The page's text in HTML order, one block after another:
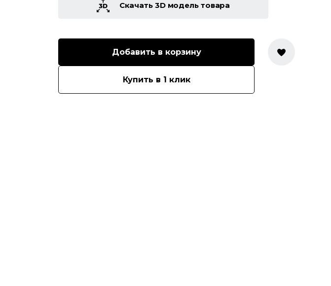
Скачать 3D модель товара
Добавить в корзину
Купить в 1 клик